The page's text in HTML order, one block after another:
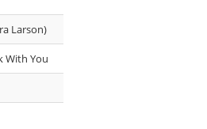
Larson)
With You